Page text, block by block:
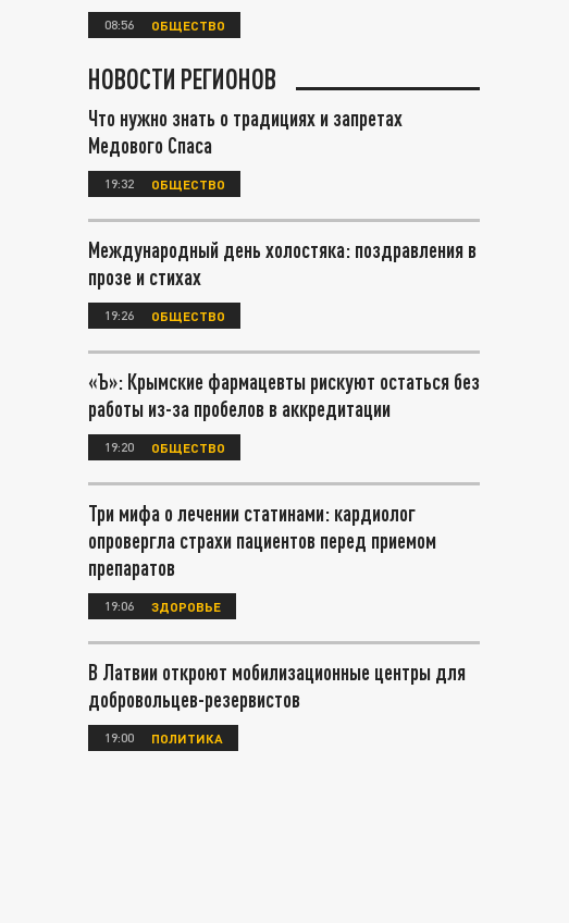
08:56 ОБЩЕСТВО
НОВОСТИ РЕГИОНОВ
Что нужно знать о традициях и запретах
Медового Спаса
19:32 ОБЩЕСТВО
Международный день холостяка: поздравления в
прозе и стихах
19:26 ОБЩЕСТВО
«Ъ»: Крымские фармацевты рискуют остаться без
работы из-за пробелов в аккредитации
19:20 ОБЩЕСТВО
Три мифа о лечении статинами: кардиолог
опровергла страхи пациентов перед приемом
препаратов
19:06 ЗДОРОВЬЕ
В Латвии откроют мобилизационные центры для
добровольцев-резервистов
19:00 ПОЛИТИКА